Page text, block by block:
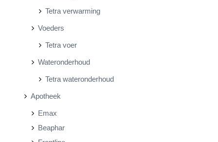
Tetra verwarming
Voeders
Tetra voer
Wateronderhoud
Tetra wateronderhoud
Apotheek
Emax
Beaphar